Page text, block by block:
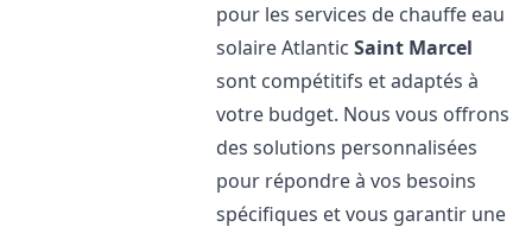
pour les services de chauffe eau
solaire AtlanticSaint Marcel
sont compétitifs et adaptés à
votre budget. Nous vous offrons
des solutions personnalisées
pour répondre à vos besoins
spécifiques et vous garantir une